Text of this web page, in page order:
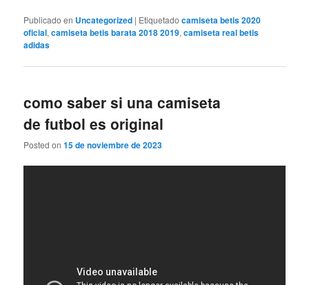
Publicado en Uncategorized | Etiquetado camiseta betis 2020
oficial,camiseta betis barata 2018 2019,camiseta real betis
adidas
como saber si una camiseta
de futbol es original
Posted on15 de noviembre de 2023